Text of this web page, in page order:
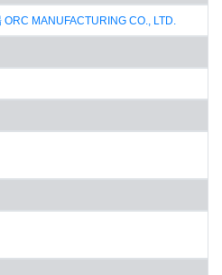
MANUFACTURING CO., LTD.